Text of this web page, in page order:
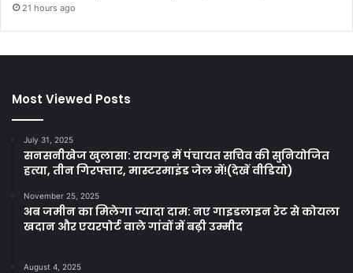
21 hours ago
Most Viewed Posts
July 31, 2025
सनसनीखेज खुलासा: रायगढ़ में पंचायत सचिव की सुनियोजित
हत्या, तीन गिरफ्तार, मास्टरमाइंड जेल में!(देखें वीडियो)
November 25, 2025
अब जमीन का मिलेगा ज्यादा दाम: नए गाइडलाइन रेट से कोयला
खदान और एयरपोर्ट वाले गांवों में बढ़ी उम्मीद
August 4, 2025